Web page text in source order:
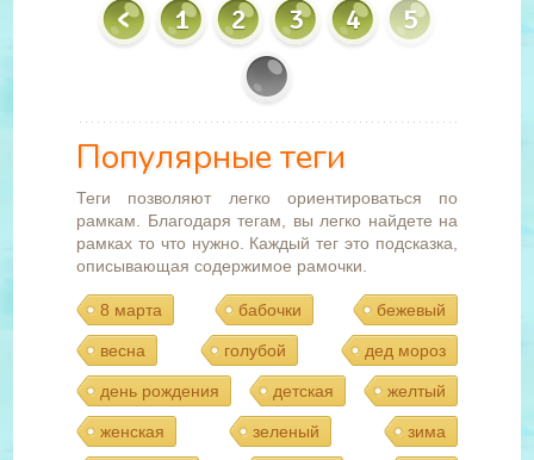
1 2 3 4 5
Популярные теги
Теги позволяют легко ориентироваться по
рамкам. Благодаря тегам, вы легко найдете на
рамках то что нужно. Каждый тег это подсказка,
описывающая содержимое рамочки.
8 марта бабочки бежевый
весна голубой дед мороз
день рождения детская желтый
женская зеленый зима